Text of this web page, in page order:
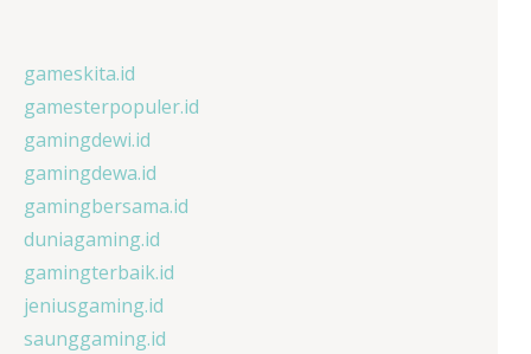
gameskita.id
gamesterpopuler.id
gamingdewi.id
gamingdewa.id
gamingbersama.id
duniagaming.id
gamingterbaik.id
jeniusgaming.id
saunggaming.id